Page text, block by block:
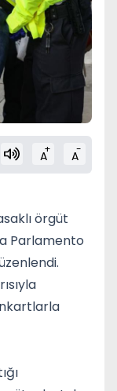
A+ A-
örgüt
Parlamento